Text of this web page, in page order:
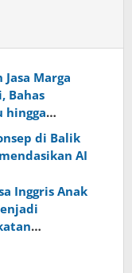
Marga
Bahas
hingga
di Balik
AI
Inggris Anak